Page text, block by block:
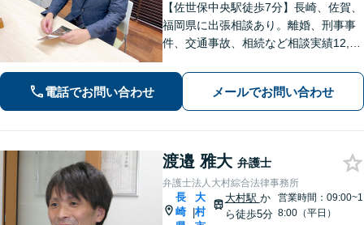
【佐世保中央駅徒歩7分】長崎、佐賀、
福岡県に出張相談あり。離婚、刑事事
件、交通事故、相続など相談実績12,00
【まちの法律家】ぜひ、お気軽にご相
談ください。
電話でお問い合わせ メールでお問い合わせ
渡邉 雅大 弁護士
弁護士法人大村綜合法律事務所
長
崎 |
大
村
大村駅 か
ら徒歩5分
営業時間：09:00~1
8:00（平日）